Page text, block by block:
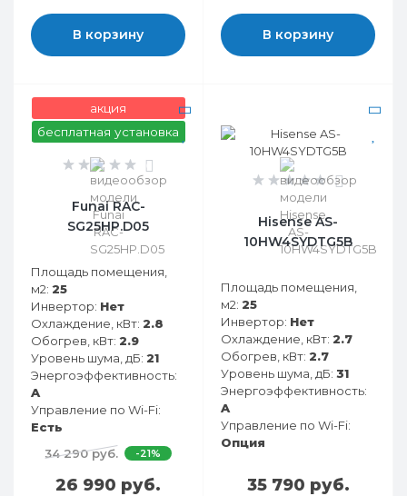
В корзину В корзину
акция
бесплатная установка
Funai RAC-
SG25HP.D05
Площадь помещения,
м2: 25
Инвертор: Нет
Охлаждение, кВт: 2.8
Обогрев, кВт: 2.9
Уровень шума, дБ: 21
Энергоэффективность:
A
Управление по Wi-Fi:
Есть
34 290 руб.
-21%
26 990 руб.
0
Hisense AS-
10HW4SYDTG5B
Площадь помещения,
м2: 25
Инвертор: Нет
Охлаждение, кВт: 2.7
Обогрев, кВт: 2.7
Уровень шума, дБ: 31
Энергоэффективность:
A
Управление по Wi-Fi:
Опция
35 790 руб.